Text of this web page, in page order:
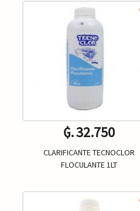
₲. 32.750
CLARIFICANTE TECNOCLOR
FLOCULANTE 1LT